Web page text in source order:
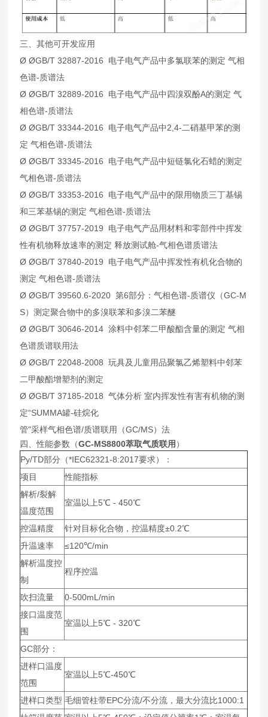
三、其他可开发应用
Ø ØGB/T 32887-2016 电子电气产品中多氯联苯的测定 气相
色谱-质谱法
Ø ØGB/T 32889-2016 电子电气产品中四溴双酚A的测定 气
相色谱-质谱法
Ø ØGB/T 33344-2016 电子电气产品中2,4-二硝基甲苯的测
定 气相色谱-质谱法
Ø ØGB/T 33345-2016 电子电气产品中短链氯化石蜡的测定
气相色谱-质谱法
Ø ØGB/T 33353-2016 电子电气产品中的限用物质三丁基锡
和三苯基锡的测定 气相色谱-质谱法
Ø ØGB/T 37757-2019 电子电气产品用材料和零部件中挥发
性有机物释放速率的测定 释放测试舱-气相色谱质谱法
Ø ØGB/T 37840-2019 电子电气产品中挥发性有机化合物的
测定 气相色谱-质谱法
Ø ØGB/T 39560.6-2020 第6部分：气相色谱-质谱仪（GC-M
S）测定聚合物中的多溴联苯和多溴二苯醚
Ø ØGB/T 30646-2014 涂料中邻苯二甲酸酯含量的测定 气相
色谱质谱联用法
Ø ØGB/T 22048-2008 玩具及儿童用品聚氯乙烯塑料中邻苯
二甲酸酯增塑剂的测定
Ø ØGB/T 37185-2018 气体分析 室内挥发性有害有机物的测
定“SUMMA罐-硅烷化
管"采样气相色谱/质谱联用（GC/MS）法
四、性能参数（GC-MS8800萃取气质联用 ）
Py/TD部分（*IEC62321-8:2017要求）：
项目
性能指标
解析/裂解
温度范围
室温以上5℃ - 450℃
控温精度
针对目标化合物，控温精度±0.2℃
升温速率
≤120℃/min
解析温度控
制
程序控温
吹扫流量
0-500mL/min
接口温度范
围
室温以上5℃ - 320℃
GC部分：
进样口温度
范围
室温以上5℃-450℃
进样口类型 毛细管柱带EPC分流/不分流，最大分流比1000:1